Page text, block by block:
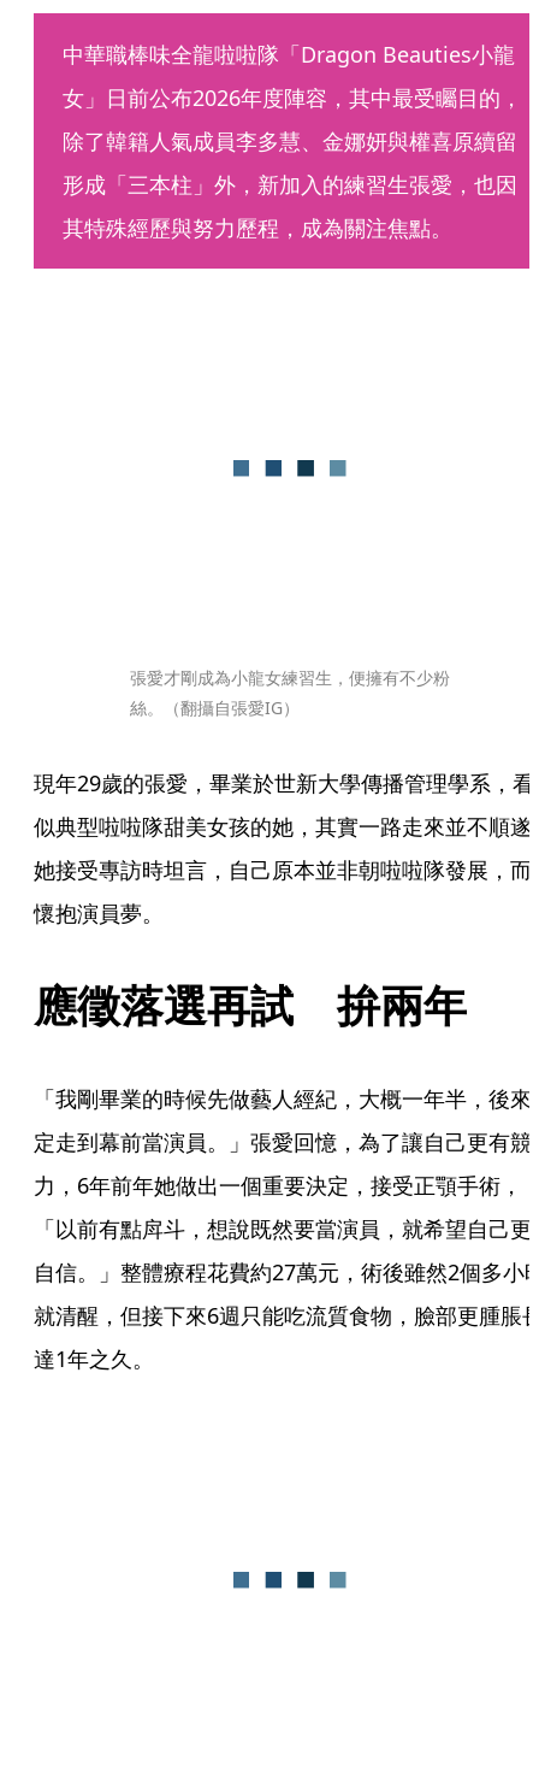
中華職棒味全龍啦啦隊「Dragon Beauties小龍
女」日前公布2026年度陣容，其中最受矚目的，
除了韓籍人氣成員李多慧、金娜妍與權喜原續留
形成「三本柱」外，新加入的練習生張愛，也因
其特殊經歷與努力歷程，成為關注焦點。
張愛才剛成為小龍女練習生，便擁有不少粉
絲。（翻攝自張愛IG）
現年29歲的張愛，畢業於世新大學傳播管理學系，看
似典型啦啦隊甜美女孩的她，其實一路走來並不順遂
她接受專訪時坦言，自己原本並非朝啦啦隊發展，而
懷抱演員夢。
應徵落選再試　拚兩年
「我剛畢業的時候先做藝人經紀，大概一年半，後來
定走到幕前當演員。」張愛回憶，為了讓自己更有競
力，6年前年她做出一個重要決定，接受正顎手術，
「以前有點戽斗，想說既然要當演員，就希望自己更
自信。」整體療程花費約27萬元，術後雖然2個多小
就清醒，但接下來6週只能吃流質食物，臉部更腫脹
達1年之久。